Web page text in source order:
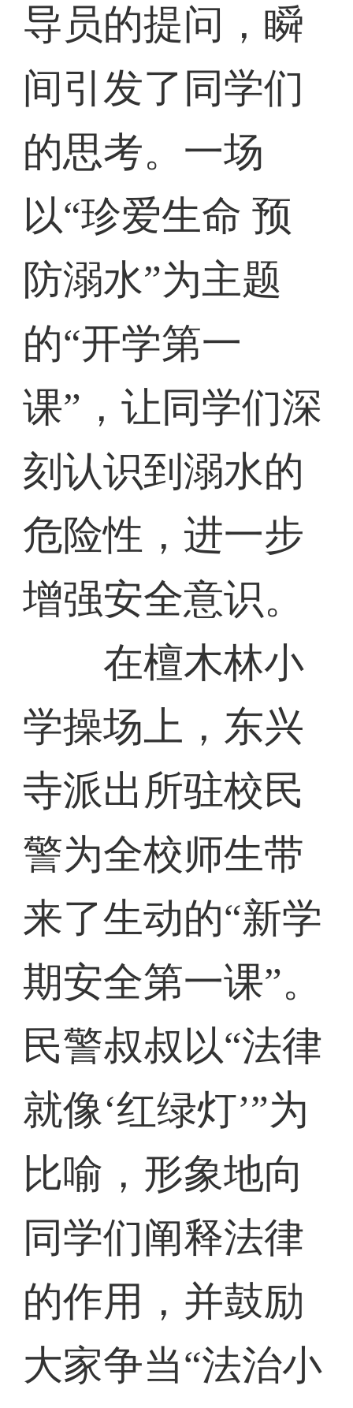
导员的提问，瞬
间引发了同学们
的思考。一场
以“珍爱生命 预
防溺水”为主题
的“开学第一
课”，让同学们深
刻认识到溺水的
危险性，进一步
增强安全意识。
在檀木林小
学操场上，东兴
寺派出所驻校民
警为全校师生带
来了生动的“新学
期安全第一课”。
民警叔叔以“法律
就像‘红绿灯’”为
比喻，形象地向
同学们阐释法律
的作用，并鼓励
大家争当“法治小